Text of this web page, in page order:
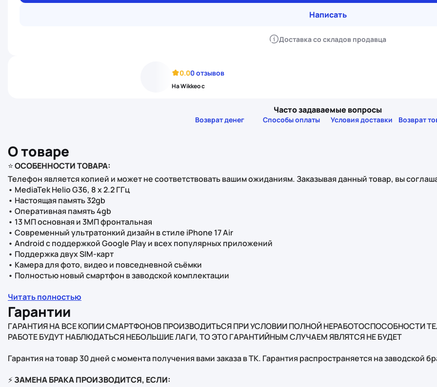
Написать
Доставка со складов продавца
0.00 отзывов
На Wikkeo с
Часто задаваемые вопросы
Возврат денег Способы оплаты Условия доставки Возврат
О товаре
⭐️ОСОБЕННОСТИ ТОВАРА:
Телефон является копией и может не соответствовать вашим ожиданиям. Заказывая данный товар, вы
• MediaTek Helio G36, 8 x 2.2 ГГц
• Настоящая память 32gb
• Оперативная память 4gb
• 13 МП основная и 3МП фронтальная
• Современный ультратонкий дизайн в стиле iPhone 17 Air
• Android с поддержкой Google Play и всех популярных приложений
• Поддержка двух SIM-карт
• Камера для фото, видео и повседневной съёмки
• Полностью новый смартфон в заводской комплектации
Читать полностью
Гарантии
ГАРАНТИЯ НА ВСЕ КОПИИ СМАРТФОНОВ ПРОИЗВОДИТЬСЯ ПРИ УСЛОВИИ ПОЛНОЙ НЕРАБОТОСПОСОБНОСТИ
РАБОТЕ БУДУТ НАБЛЮДАТЬСЯ НЕБОЛЬШИЕ ЛАГИ, ТО ЭТО ГАРАНТИЙНЫМ СЛУЧАЕМ ЯВЛЯТСЯ НЕ БУДЕТ
Гарантия на товар 30 дней с момента получения вами заказа в ТК. Гарантия распространяется на заводской
⚡ЗАМЕНА БРАКА ПРОИЗВОДИТСЯ, ЕСЛИ: